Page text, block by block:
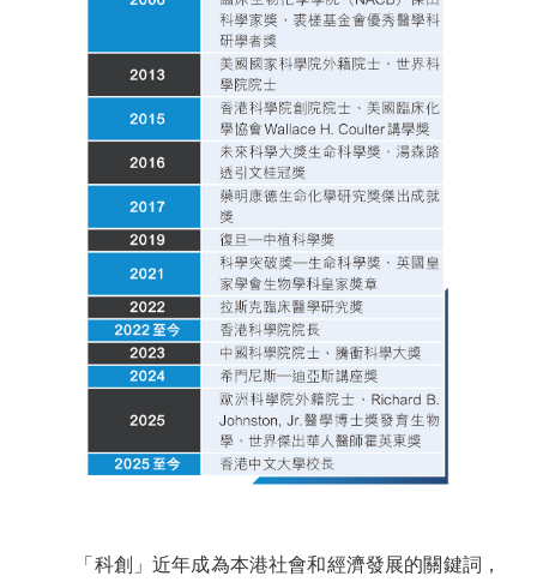
「科創」近年成為本港社會和經濟發展的關鍵詞，